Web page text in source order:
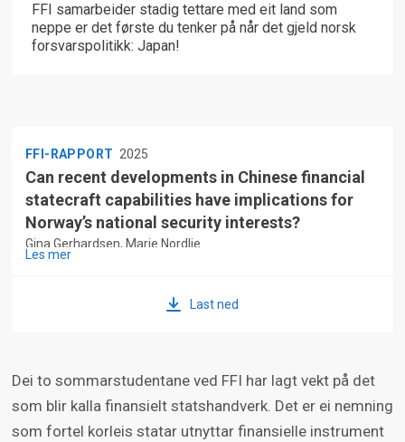
FFI samarbeider stadig tettare med eit land som
neppe er det første du tenker på når det gjeld norsk
forsvarspolitikk: Japan!
FFI-RAPPORT 2025
Can recent developments in Chinese financial
statecraft capabilities have implications for
Norway’s national security interests?
Gina Gerhardsen, Marie Nordlie
Les mer
Last ned
Dei to sommarstudentane ved FFI har lagt vekt på det
som blir kalla finansielt statshandverk. Det er ei nemning
som fortel korleis statar utnyttar finansielle instrument